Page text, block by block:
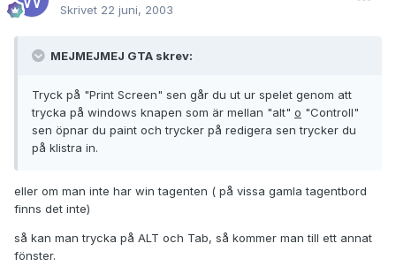
Skrivet 22 juni, 2003
MEJMEJMEJ GTA skrev:
Tryck på "Print Screen" sen går du ut ur spelet genom att
trycka på windows knapen som är mellan "alt" o "Controll"
sen öpnar du paint och trycker på redigera sen trycker du
på klistra in.
eller om man inte har win tagenten ( på vissa gamla tagentbord
finns det inte)
så kan man trycka på ALT och Tab, så kommer man till ett annat
fönster.